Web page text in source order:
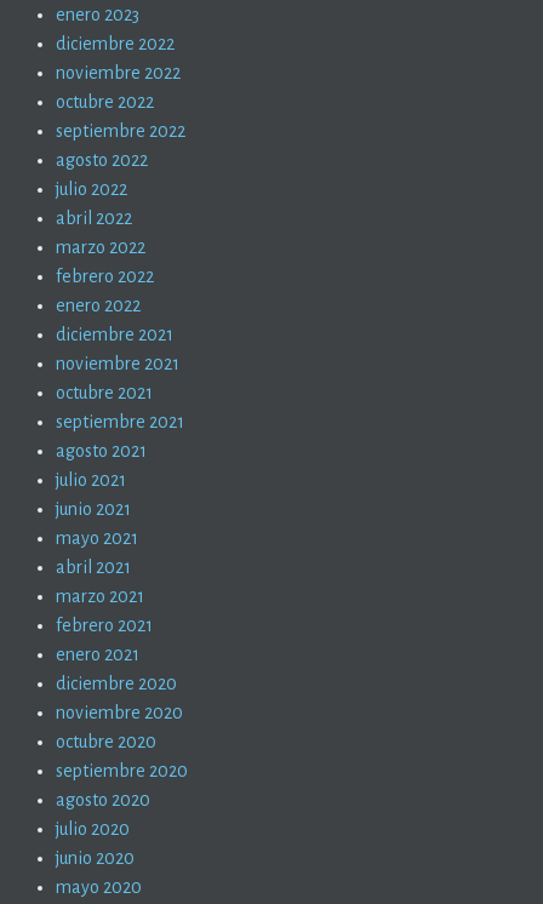
enero 2023
diciembre 2022
noviembre 2022
octubre 2022
septiembre 2022
agosto 2022
julio 2022
abril 2022
marzo 2022
febrero 2022
enero 2022
diciembre 2021
noviembre 2021
octubre 2021
septiembre 2021
agosto 2021
julio 2021
junio 2021
mayo 2021
abril 2021
marzo 2021
febrero 2021
enero 2021
diciembre 2020
noviembre 2020
octubre 2020
septiembre 2020
agosto 2020
julio 2020
junio 2020
mayo 2020